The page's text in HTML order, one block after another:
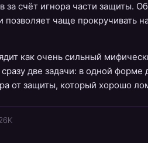
за счёт игнора части защиты.
чаще прокручивать
как очень сильный
две задачи: в одной
от защиты, который хорошо